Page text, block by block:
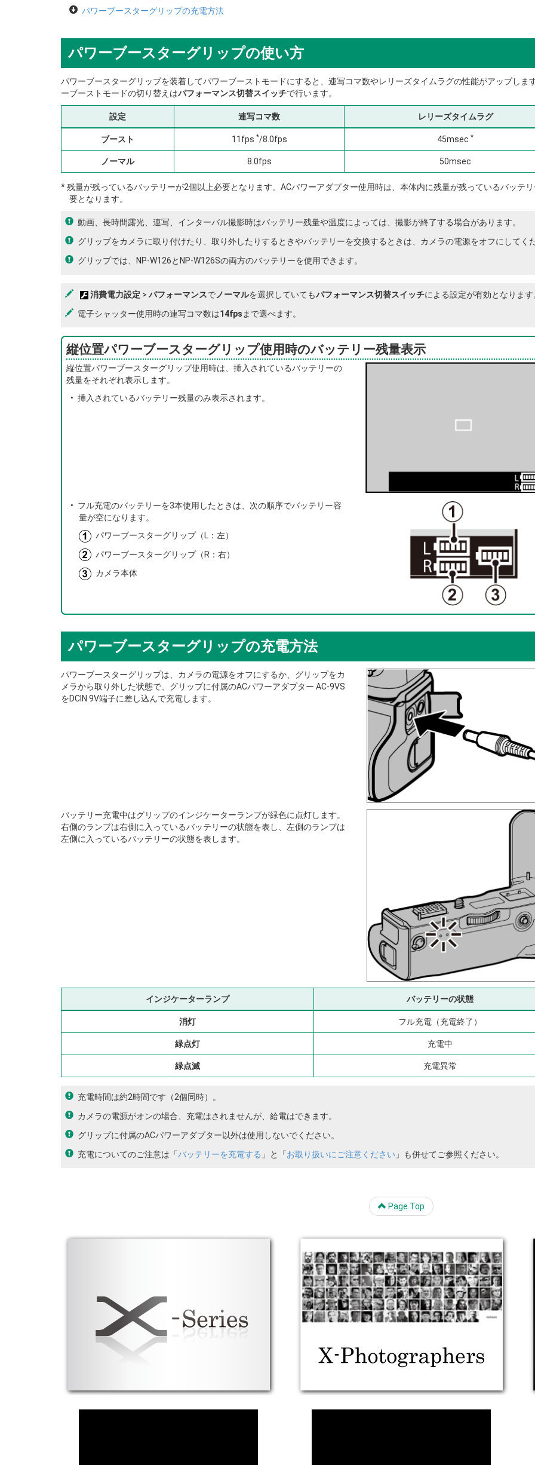
パワーブースターグリップの充電方法
パワーブースターグリップの使い方
パワーブースターグリップを装着してパワーブーストモードにすると、連写コマ数やレリーズタイムラグの性能がアップしま
ーブーストモードの切り替えはパフォーマンス切替スイッチで行います。
設定 連写コマ数 レリーズタイムラグ
ブースト 11fps */8.0fps 45msec *
ノーマル 8.0fps 50msec
* 残量が残っているバッテリーが2個以上必要となります。ACパワーアダプター使用時は、本体内に残量が残っているバッテ
要となります。
動画、長時間露光、連写、インターバル撮影時はバッテリー残量や温度によっては、撮影が終了する場合があります。
グリップをカメラに取り付けたり、取り外したりするときやバッテリーを交換するときは、カメラの電源をオフにしてくだ
グリップでは、NP-W126とNP-W126Sの両方のバッテリーを使用できます。
消費電力設定 > パフォーマンスでノーマルを選択していてもパフォーマンス切替スイッチによる設定が有効となります
電子シャッター使用時の連写コマ数は14fps まで選べます。
縦位置パワーブースターグリップ使用時のバッテリー残量表示
縦位置パワーブースターグリップ使用時は、挿入されているバッテリーの
残量をそれぞれ表示します。
挿入されているバッテリー残量のみ表示されます。
フル充電のバッテリーを3本使用したときは、次の順序でバッテリー容
量が空になります。
パワーブースターグリップ（L：左）
パワーブースターグリップ（R：右）
カメラ本体
パワーブースターグリップの充電方法
パワーブースターグリップは、カメラの電源をオフにするか、グリップをカ
メラから取り外した状態で、グリップに付属のACパワーアダプター AC-9VS
をDCIN 9V端子に差し込んで充電します。
バッテリー充電中はグリップのインジケーターランプが緑色に点灯します。
右側のランプは右側に入っているバッテリーの状態を表し、左側のランプは
左側に入っているバッテリーの状態を表します。
インジケーターランプ バッテリーの状態
消灯 フル充電（充電終了）
緑点灯 充電中
緑点滅 充電異常
充電時間は約2時間です（2個同時）。
カメラの電源がオンの場合、充電はされませんが、給電はできます。
グリップに付属のACパワーアダプター以外は使用しないでください。
充電についてのご注意は「バッテリーを充電する 」と「お取り扱いにご注意ください 」も併せてご参照ください。
Page Top